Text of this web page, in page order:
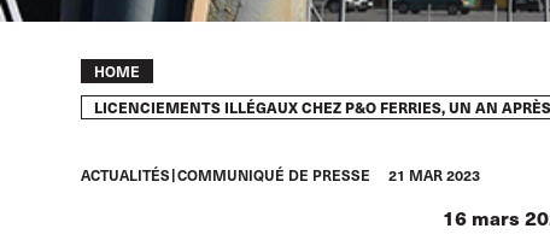
Breadcrumb
HOME
LICENCIEMENTS ILLÉGAUX CHEZ P&O FERRIES, UN AN
ACTUALITÉS COMMUNIQUÉ DE PRESSE 21 MAR 2023
16 mars